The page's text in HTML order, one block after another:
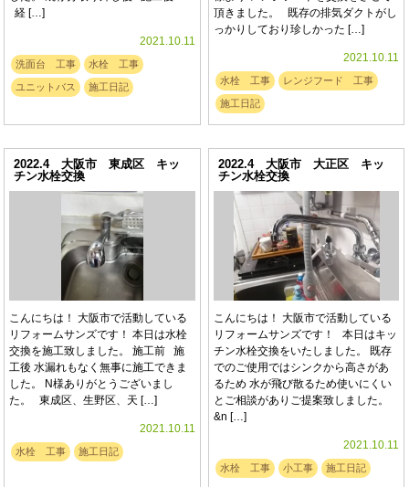
経 […]
2021.10.11
洗面台 工事 水栓 工事
ユニットバス 施工日記
頂きました。 既存の排気ダクトがし
っかりしており珍しかった […]
2021.10.11
水栓 工事 レンジフード 工事
施工日記
2022.4 大阪市 東成区 キッ
チン水栓交換
こんにちは！ 大阪市で活動している
リフォームサンズです！ 本日は水栓
交換を施工致しました。 施工前 施
工後 水漏れもなく無事に施工できま
した。 N様ありがとうございまし
た。 東成区、生野区、天 […]
2021.10.11
水栓 工事 施工日記
2022.4 大阪市 大正区 キッ
チン水栓交換
こんにちは！ 大阪市で活動している
リフォームサンズです！ 本日はキッ
チン水栓交換をいたしました。 既存
でのご使用ではシンクから高さがあ
るため 水が飛び散るため使いにくい
とご相談がありご提案致しました。
&n […]
2021.10.11
水栓 工事 小工事 施工日記